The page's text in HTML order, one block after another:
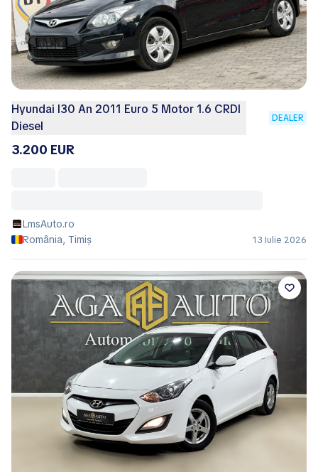
Hyundai I30 An 2011 Euro 5 Motor 1.6 CRDI
Diesel
DEALER
3.200 EUR
LmsAuto.ro
România, Timiș
13 Iulie 2026